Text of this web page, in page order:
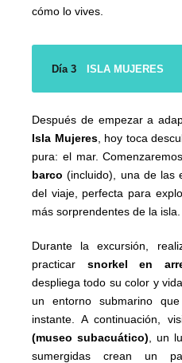
cómo lo vives.
Día 3 ISLA MUJERES
Después de empezar a
Isla Mujeres, hoy toca
pura: el mar.
barco (incluido), una de las
del viaje, perfecta para
más sorprendentes de la isla.
Durante la excursión,
practicar snorkel en
despliega todo su color y
un entorno submarino
instante. A continuación,
(museo subacuático) , un
sumergidas crean un